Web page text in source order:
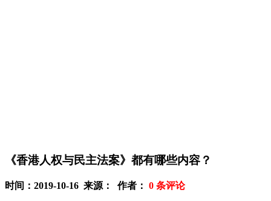
《香港人权与民主法案》都有哪些内容？
时间：2019-10-16 来源： 作者： 0 条评论